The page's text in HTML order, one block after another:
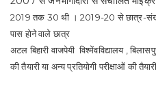
2019 तक 30 थी । 2019-20 से छात्र-
पास होने वाले छात्र
अटल बिहारी वाजपेयी विश्मेंवविद्यालय ,
कीतैयारी या अन्य प्रतियोगी परीक्षाओं की